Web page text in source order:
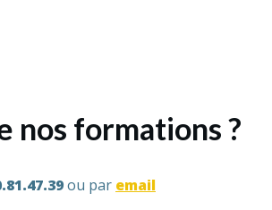
nos formations ?
ou par email